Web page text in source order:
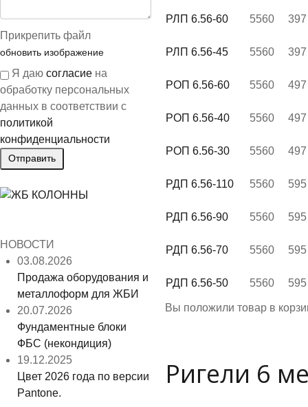
Прикрепить файл
обновить изображение
Я даю согласие на
обработку персональных
данных в соответствии с
политикой
конфиденциальности
НОВОСТИ
03.08.2026
Продажа оборудования и
металлоформ для ЖБИ
20.07.2026
Фундаментные блоки
ФБС (некондиция)
19.12.2025
Цвет 2026 года по версии
Pantone.
РЛП 6.56-60 5560 397
РЛП 6.56-45 5560 397
РОП 6.56-60 5560 497
РОП 6.56-40 5560 497
РОП 6.56-30 5560 497
РДП 6.56-110 5560 595
РДП 6.56-90 5560 595
РДП 6.56-70 5560 595
РДП 6.56-50 5560 595
Вы положили товар в
Ригели 6